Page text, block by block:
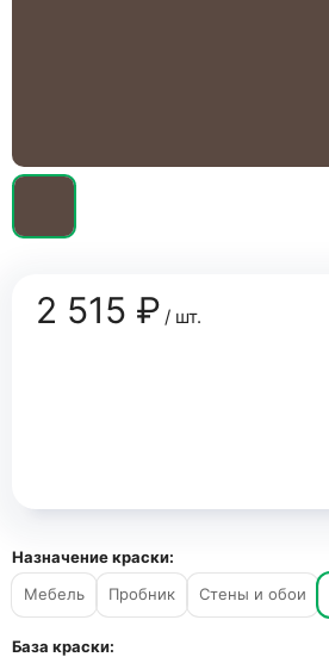
2 515 ₽/ шт.
Назначение краски:
Мебель
Пробник Стены и обои
База краски: